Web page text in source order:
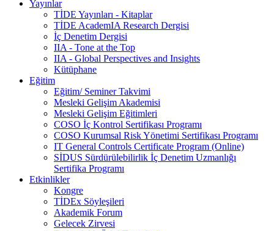
Yayınlar
TİDE Yayınları - Kitaplar
TİDE AcademIA Research Dergisi
İç Denetim Dergisi
IIA - Tone at the Top
IIA - Global Perspectives and Insights
Kütüphane
Eğitim
Eğitim/ Seminer Takvimi
Mesleki Gelişim Akademisi
Mesleki Gelişim Eğitimleri
COSO İç Kontrol Sertifikası Programı
COSO Kurumsal Risk Yönetimi Sertifikası Programı
IT General Controls Certificate Program (Online)
SİDUS Sürdürülebilirlik İç Denetim Uzmanlığı
Sertifika Programı
Etkinlikler
Kongre
TİDEx Söyleşileri
Akademik Forum
Gelecek Zirvesi